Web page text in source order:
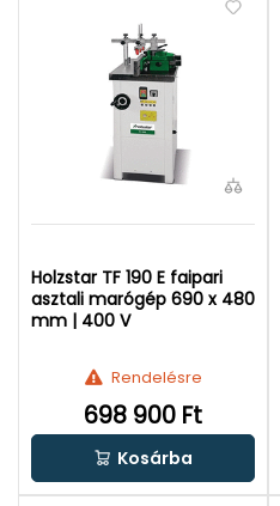
Holzstar TF 190 E faipari
asztali marógép 690 x 480
mm | 400 V
Rendelésre
698 900 Ft
Kosárba